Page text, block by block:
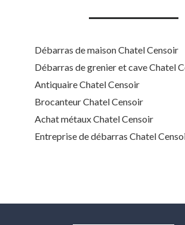
Débarras de maison Chatel Censoir
Débarras de grenier et cave Chatel
Antiquaire Chatel Censoir
Brocanteur Chatel Censoir
Achat métaux Chatel Censoir
Entreprise de débarras Chatel